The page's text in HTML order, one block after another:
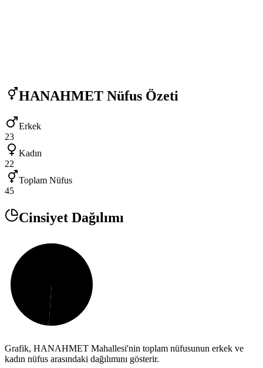
HANAHMET Nüfus Özeti
Erkek
23
Kadın
22
Toplam Nüfus
45
Cinsiyet Dağılımı
Grafik, HANAHMET Mahallesi'nin toplam nüfusunun erkek ve
kadın nüfus arasındaki dağılımını gösterir.